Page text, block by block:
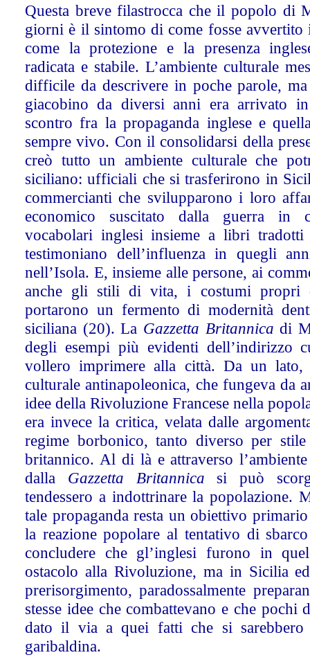
Questa breve filastrocca che il popolo di
giorni è il sintomo di come fosse avvertito
come la protezione e la presenza
radicata e stabile. L’ambiente culturale
difficile da descrivere in poche parole,
giacobino da diversi anni era arrivato
scontro fra la propaganda inglese e
sempre vivo. Con il consolidarsi della
creò tutto un ambiente culturale che
siciliano: ufficiali che si trasferirono in
commercianti che svilupparono i loro
economico suscitato dalla guerra in
vocabolari inglesi insieme a libri tradotti
testimoniano dell’influenza in quegli
nell’Isola. E, insieme alle persone, ai
anche gli stili di vita, i costumi propri
portarono un fermento di modernità
siciliana (20). La Gazzetta Britannica di
degli esempi più evidenti dell’indirizzo
vollero imprimere alla città. Da un
culturale antinapoleonica, che fungeva da
idee della Rivoluzione Francese nella
era invece la critica, velata dalle
regime borbonico, tanto diverso per
britannico. Al di là e attraverso
dalla Gazzetta Britannica si può
tendessero a indottrinare la popolazione.
tale propaganda resta un obiettivo
la reazione popolare al tentativo di
concludere che gl’inglesi furono in
ostacolo alla Rivoluzione, ma in Sicilia
prerisorgimento, paradossalmente
stesse idee che combattevano e che pochi
dato il via a quei fatti che si sarebbero
garibaldina.